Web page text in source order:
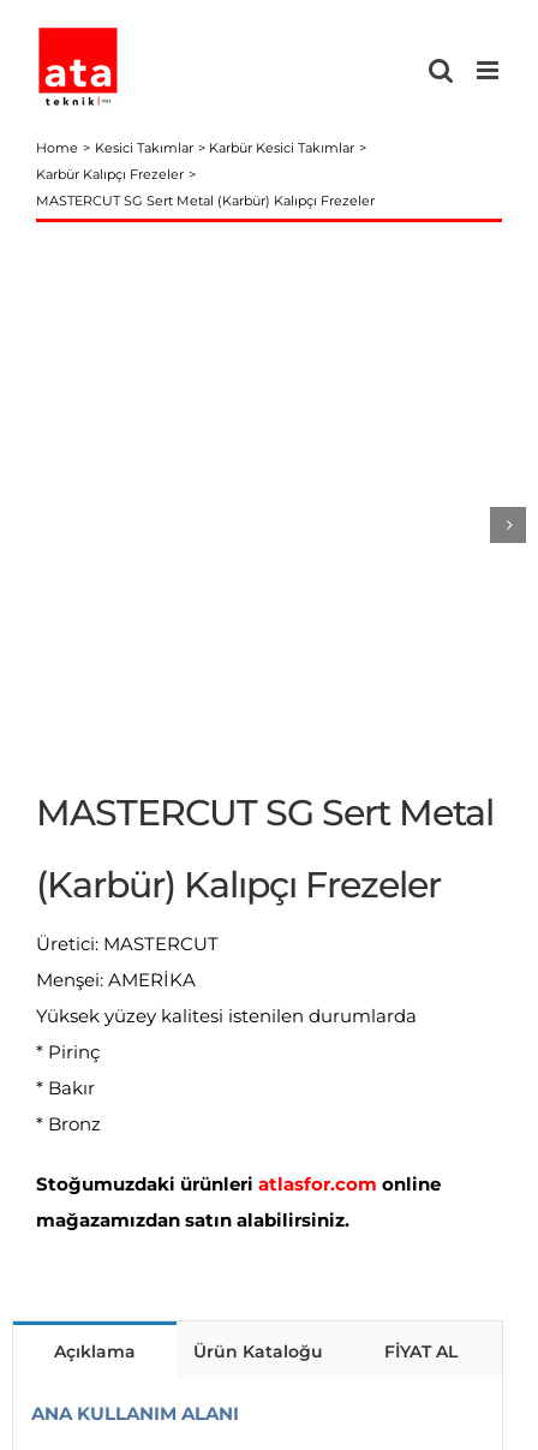
content
Home Kesici Takımlar
Karbür Kesici Takımlar
Karbür Kalıpçı Frezeler
MASTERCUT SG Sert Metal (Karbür) Kalıpçı Frezeler
MASTERCUT SG Sert Metal
(Karbür) Kalıpçı Frezeler
Üretici: MASTERCUT
Menşei: AMERİKA
Yüksek yüzey kalitesi istenilen durumlarda
* Pirinç
* Bakır
* Bronz
Stoğumuzdaki ürünleri atlasfor.com online
mağazamızdan satın alabilirsiniz.
Açıklama Ürün Kataloğu FİYAT AL
ANA KULLANIM ALANI